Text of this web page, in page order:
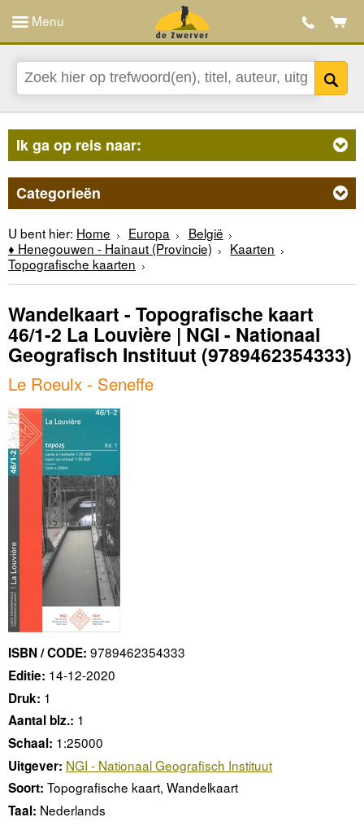
Menu
Ik ga op reis naar:
Categorieën
U bent hier: Home Europa
België
♦ Henegouwen - Hainaut (Provincie)
Kaarten
Topografische kaarten
Wandelkaart - Topografische kaart
46/1-2 La Louvière | NGI - Nationaal
Geografisch Instituut (9789462354333)
Le Roeulx - Seneffe
ISBN / CODE: 9789462354333
Editie: 14-12-2020
Druk: 1
Aantal blz.: 1
Schaal: 1:25000
Uitgever: NGI - Nationaal Geografisch Instituut
Soort: Topografische kaart, Wandelkaart
Taal: Nederlands